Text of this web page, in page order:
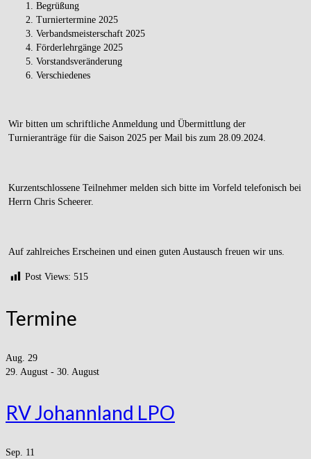
Begrüßung
Turniertermine 2025
Verbandsmeisterschaft 2025
Förderlehrgänge 2025
Vorstandsveränderung
Verschiedenes
Wir bitten um schriftliche Anmeldung und Übermittlung der
Turnieranträge für die Saison 2025 per Mail bis zum 28.09.2024.
Kurzentschlossene Teilnehmer melden sich bitte im Vorfeld telefonisch bei
Herrn Chris Scheerer.
Auf zahlreiches Erscheinen und einen guten Austausch freuen wir uns.
Post Views: 515
Termine
Aug. 29
29. August - 30. August
RV Johannland LPO
Sep. 11